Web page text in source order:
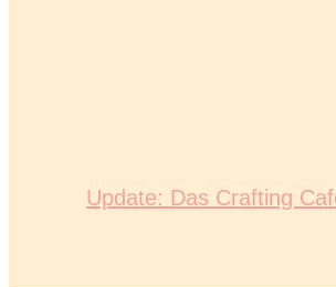
Update: Das Crafting